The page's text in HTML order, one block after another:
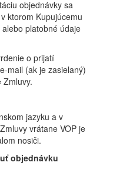
objednávky sa
ktorom Kupujúcemu
platobné údaje
o prijatí
mail (ak je zasielaný)
Zmluvy.
jazyku a v
vrátane VOP je
nosiči.
objednávku